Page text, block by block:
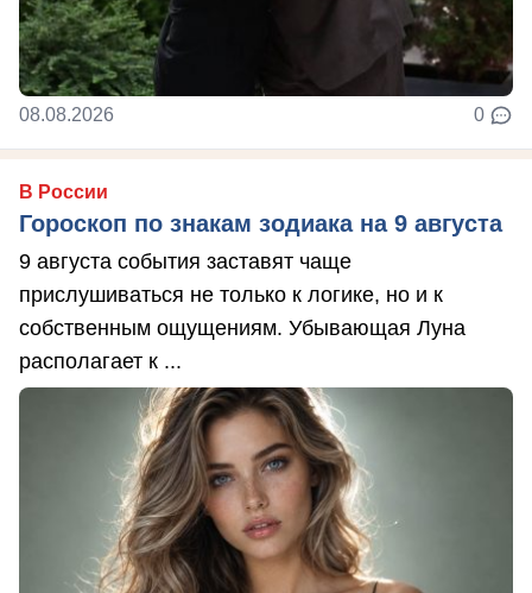
08.08.2026 0
В России
Гороскоп по знакам зодиака на 9 августа
9 августа события заставят чаще
прислушиваться не только к логике, но и к
собственным ощущениям. Убывающая Луна
располагает к ...